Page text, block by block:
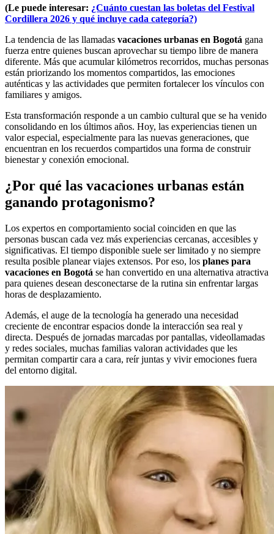
(Le puede interesar: ¿Cuánto cuestan las boletas del Festival
Cordillera 2026 y qué incluye cada categoría?)
La tendencia de las llamadas vacaciones urbanas en Bogotá gana
fuerza entre quienes buscan aprovechar su tiempo libre de manera
diferente. Más que acumular kilómetros recorridos, muchas personas
están priorizando los momentos compartidos, las emociones
auténticas y las actividades que permiten fortalecer los vínculos con
familiares y amigos.
Esta transformación responde a un cambio cultural que se ha venido
consolidando en los últimos años. Hoy, las experiencias tienen un
valor especial, especialmente para las nuevas generaciones, que
encuentran en los recuerdos compartidos una forma de construir
bienestar y conexión emocional.
¿Por qué las vacaciones urbanas están
ganando protagonismo?
Los expertos en comportamiento social coinciden en que las
personas buscan cada vez más experiencias cercanas, accesibles y
significativas. El tiempo disponible suele ser limitado y no siempre
resulta posible planear viajes extensos. Por eso, los planes para
vacaciones en Bogotá se han convertido en una alternativa atractiva
para quienes desean desconectarse de la rutina sin enfrentar largas
horas de desplazamiento.
Además, el auge de la tecnología ha generado una necesidad
creciente de encontrar espacios donde la interacción sea real y
directa. Después de jornadas marcadas por pantallas, videollamadas
y redes sociales, muchas familias valoran actividades que les
permitan compartir cara a cara, reír juntas y vivir emociones fuera
del entorno digital.